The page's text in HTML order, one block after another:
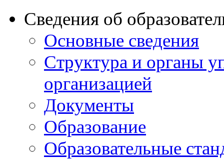
Сведения об
Основные сведения
Структура и органы
организацией
Документы
Образование
Образовательные